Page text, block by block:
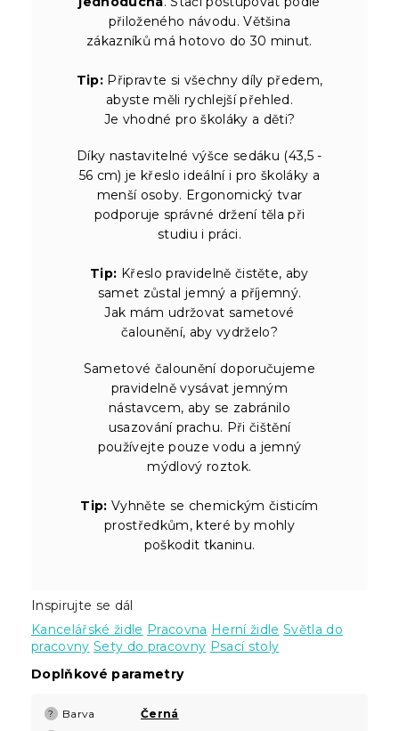
přiloženého návodu. Většina
zákazníků má hotovo do 30 minut.
Tip: Připravte si všechny díly předem,
abyste měli rychlejší přehled.
Je vhodné pro školáky a děti?
Díky nastavitelné výšce sedáku (43,5 -
56 cm) je křeslo ideální i pro školáky a
menší osoby. Ergonomický tvar
podporuje správné držení těla při
studiu i práci.
Tip: Křeslo pravidelně čistěte, aby
samet zůstal jemný a příjemný.
Jak mám udržovat sametové
čalounění, aby vydrželo?
Sametové čalounění doporučujeme
pravidelně vysávat jemným
nástavcem, aby se zabránilo
usazování prachu. Při čištění
používejte pouze vodu a jemný
mýdlový roztok.
Tip: Vyhněte se chemickým čisticím
prostředkům, které by mohly
poškodit tkaninu.
Inspirujte se dál
Kancelářské židle Pracovna Herní židle Světla do
pracovny Sety do pracovny Psací stoly
Doplňkové parametry
? Barva Černá